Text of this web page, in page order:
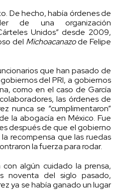
De hecho, había órdenes de
de una organización
Unidos” desde 2009,
del Michoacanazode Felipe
que han pasado de
del PRI, a gobiernos
como en el caso de García
las órdenes de
nunca se “cumplimentaron”
la abogacía en México. Fue
después de que el gobierno
recompensa que las ruedas
la fuerza para rodar.
algún cuidado la prensa,
noventa del siglo pasado,
ya se había ganado un lugar